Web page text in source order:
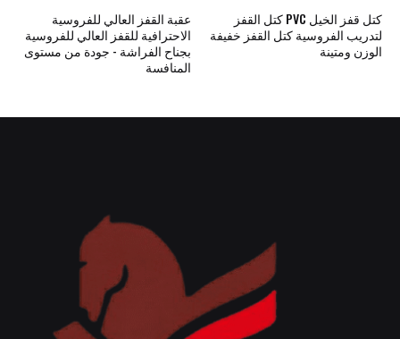
كتل قفز الخيل PVC كتل القفز
لتدريب الفروسية كتل القفز خفيفة
الوزن ومتينة
عقبة القفز العالي للفروسية
الاحترافية للقفز العالي للفروسية
بجناح الفراشة - جودة من مستوى
المنافسة